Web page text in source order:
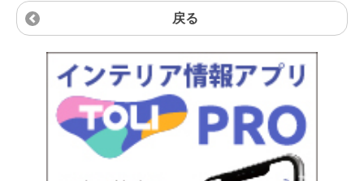
戻る